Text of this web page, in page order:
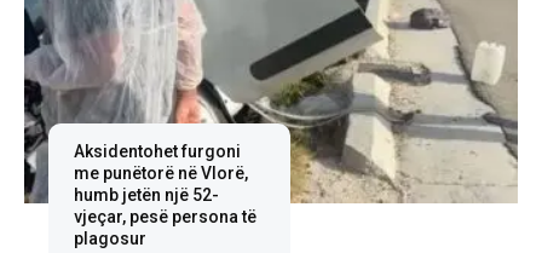
Aksidentohet furgoni
me punëtorë në Vlorë,
humb jetën një 52-
vjeçar, pesë persona të
plagosur